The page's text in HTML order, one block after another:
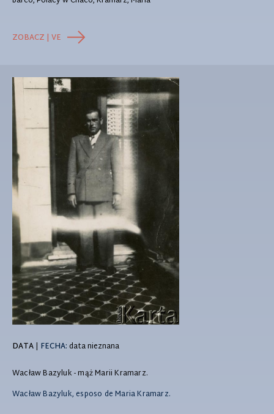
ZOBACZ | VE
DATA| FECHA: data nieznana
Wacław Bazyluk - mąż Marii Kramarz.
Wacław Bazyluk, esposo de Maria Kramarz.